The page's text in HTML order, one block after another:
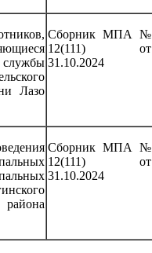
Лазо
Сборник МПА №
12(111) от
31.10.2024
Сборник МПА №
12(111) от
31.10.2024